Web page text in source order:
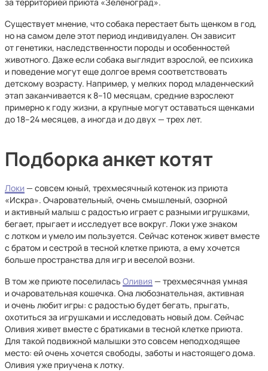
Существует мнение, что собака перестает быть щенком в год,
но на самом деле этот период индивидуален. Он зависит
от генетики, наследственности породы и особенностей
животного. Даже если собака выглядит взрослой, ее психика
и поведение могут еще долгое время соответствовать
детскому возрасту. Например, у мелких пород младенческий
этап заканчивается к 8–10 месяцам, средние взрослеют
примерно к году жизни, а крупные могут оставаться щенками
до 18–24 месяцев, а иногда и до двух — трех лет.
Подборка анкет котят
Локи — совсем юный, трехмесячный котенок из приюта
«Искра». Очаровательный, очень смышленый, озорной
и активный малыш с радостью играет с разными игрушками,
бегает, прыгает и исследует все вокруг. Локи уже знаком
с лотком и умело им пользуется. Сейчас котенок живет вместе
с братом и сестрой в тесной клетке приюта, а ему хочется
больше пространства для игр и веселой возни.
В том же приюте поселилась Оливия — трехмесячная умная
и очаровательная кошечка. Она любознательная, активная
и очень любит игры: с радостью будет бегать, прыгать,
охотиться за игрушками и исследовать новый дом. Сейчас
Оливия живет вместе с братиками в тесной клетке приюта.
Для такой подвижной малышки это совсем неподходящее
место: ей очень хочется свободы, заботы и настоящего дома.
Оливия уже приучена к лотку.